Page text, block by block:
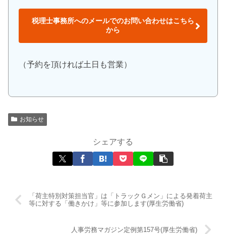
税理士事務所へのメールでのお問い合わせはこちら
から
（予約を頂ければ土日も営業）
お知らせ
シェアする
「荷主特別対策担当官」は「トラックＧメン」による発着荷主
等に対する「働きかけ」等に参加します(厚生労働省)
人事労務マガジン定例第157号(厚生労働省)